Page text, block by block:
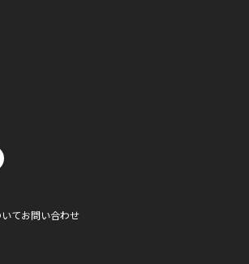
X
てお問い合わせ